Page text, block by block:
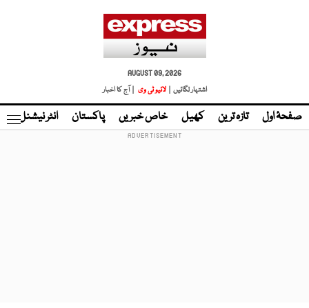
AUGUST 09, 2026
اشتہار لگائیں |
لائیو ٹی وی | آج کا اخبار
صفحۂ اول تازہ ترین کھیل خاص خبریں پاکستان انٹر نیشنل